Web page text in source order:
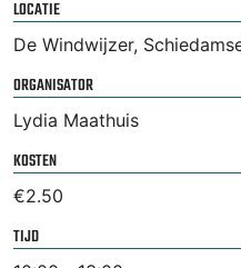
LOCATIE
De Windwijzer,
ORGANISATOR
Lydia Maathuis
KOSTEN
€2.50
TIJD